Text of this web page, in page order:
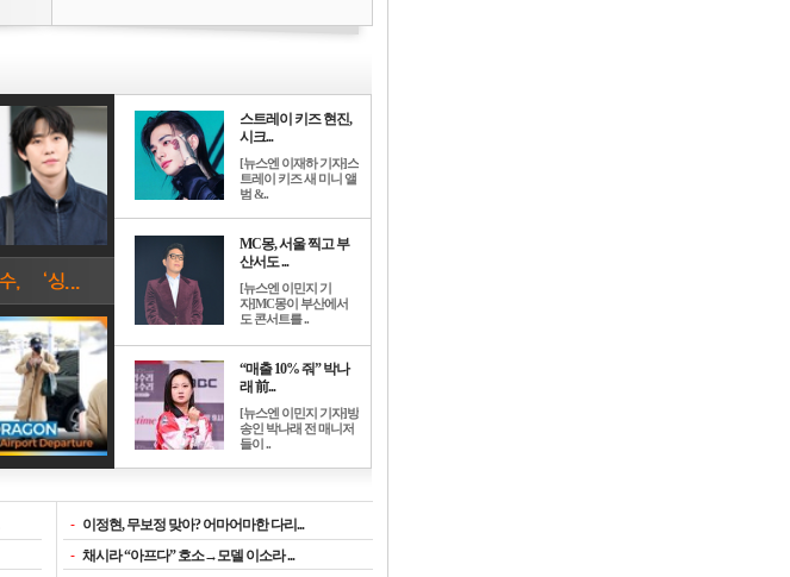
스트레이 키즈 현진,
시크...
[뉴스엔 이재하 기자]스
트레이 키즈 새 미니 앨
범 &..
MC몽, 서울 찍고 부
산서도 ...
[뉴스엔 이민지 기
자]MC몽이 부산에서
도 콘서트를 ..
“매출 10% 줘” 박나
래 前...
[뉴스엔 이민지 기자]방
송인 박나래 전 매니저
들이 ..
- 이정현, 무보정 맞아? 어마어마한 다리...
- 채시라 “아프다” 호소→모델 이소라 ...